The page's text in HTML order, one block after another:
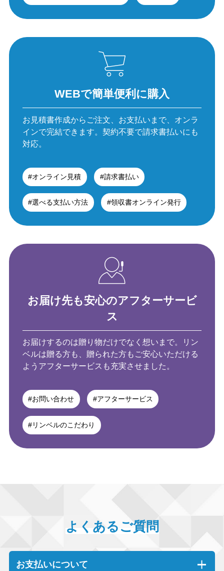
WEBで簡単便利に購入
お見積書作成からご注文、お支払いまで、 オンラ
インで完結できます。 契約不要で請求書払いにも
対応。
#オンライン見積 #請求書払い
#選べる支払い方法 #領収書オンライン発行
お届け先も安心のアフターサービ
ス
お届けするのは贈り物だけでなく想いまで。
リン
ベルは贈る方も、贈られた方もご安心いただける
よう アフターサービスも充実させました。
#お問い合わせ #アフターサービス
#リンベルのこだわり
よくあるご質問
お支払いについて